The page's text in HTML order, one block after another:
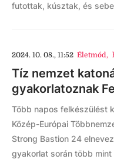
futottak, kúsztak, és
2024. 10. 08., 11:52 Életmód,
Tíz nemzet
gyakorlatoznak
Több napos felkészülést
Közép-Európai
Strong Bastion 24
gyakorlat során több